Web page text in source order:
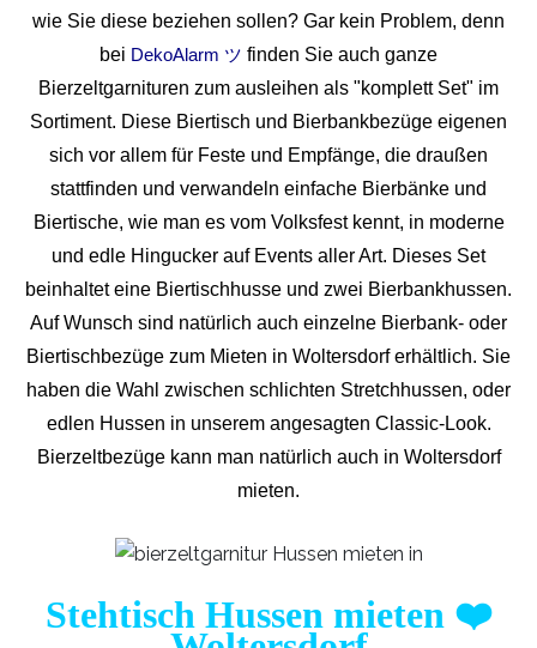
wie Sie diese beziehen sollen? Gar kein Problem, denn
bei DekoAlarm ツ finden Sie auch ganze
Bierzeltgarnituren zum ausleihen als "komplett Set" im
Sortiment. Diese Biertisch und Bierbankbezüge eigenen
sich vor allem für Feste und Empfänge, die draußen
stattfinden und verwandeln einfache Bierbänke und
Biertische, wie man es vom Volksfest kennt, in moderne
und edle Hingucker auf Events aller Art. Dieses Set
beinhaltet eine Biertischhusse und zwei Bierbankhussen.
Auf Wunsch sind natürlich auch einzelne Bierbank- oder
Biertischbezüge zum Mieten in Woltersdorf erhältlich. Sie
haben die Wahl zwischen schlichten Stretchhussen, oder
edlen Hussen in unserem angesagten Classic-Look.
Bierzeltbezüge kann man natürlich auch in Woltersdorf
mieten.
Stehtisch Hussen mieten ❤️